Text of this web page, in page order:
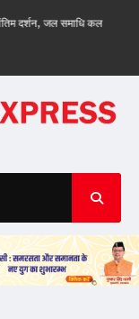
दर्शन, जल समाधि कल